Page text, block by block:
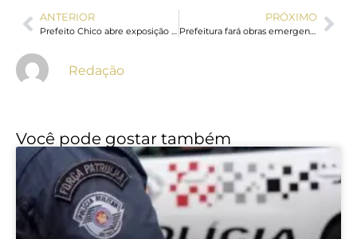
ANTERIOR
Prefeito Chico abre exposição fotográfica em celebração aos 250 anos de independência dos EUA
PRÓXIMO
Prefeitura fará obras emergenciais na Rocinha para evitar deslizamento
Redação
Você pode gostar também